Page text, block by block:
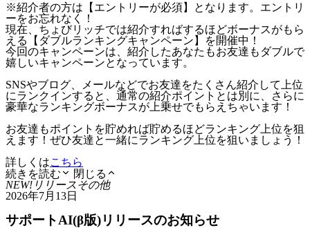
※紹介者の方は【エントリーが必須】となります。エントリ
ーをお忘れなく！
現在、ちょびリッチでは紹介すればするほどボーナスがもら
える【ダブルランキングキャンペーン】を開催中！
今回のキャンペーンは、紹介したあなたもお友達もダブルで
嬉しいキャンペーンとなっています。
SNSやブログ、メールなどでお友達をたくさん紹介して上位
にランクインすると、通常の紹介ポイントとは別に、さらに
豪華なランキングボーナスが上乗せでもらえちゃいます！
お友達もポイントを貯めれば貯めるほどランキング上位を狙
えます！ぜひ友達と一緒にランキング上位を狙いましょう！
詳しくはこちら
続きを読む
閉じる
NEW! リリースその他
2026年7月13日
サポートAI(β版)リリースのお知らせ